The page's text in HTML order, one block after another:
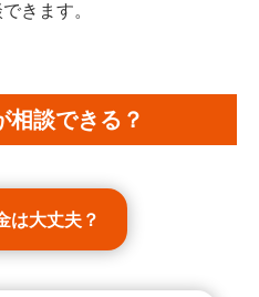
きます。
相談できる？
は大丈夫？